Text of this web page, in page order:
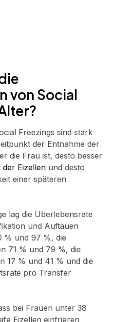
von Social
Freezings sind stark
der Entnahme der
die Frau ist, desto besser
der Eizellen und desto
einer späteren
lag die Überlebensrate
und Auftauen
% und 97 %, die
71 % und 79 %, die
17 % und 41 % und die
pro Transfer
bei Frauen unter 38
Eizellen einfrieren